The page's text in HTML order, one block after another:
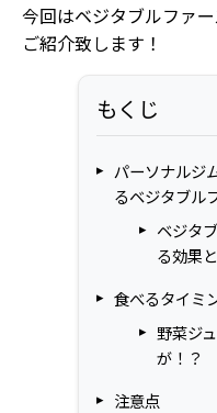
今回はベジタブルファ
ご紹介致します！
もくじ
パーソナルジ
るベジタブル
ベジタ
る効果
食べるタイミ
野菜ジ
が！？
注意点